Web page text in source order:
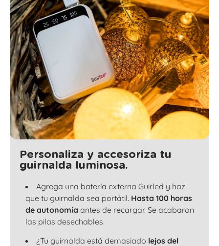
Personaliza y accesoriza tu
guirnalda luminosa.
Agrega una batería externa Guirled y haz
que tu guirnalda sea portátil. Hasta 100 horas
de autonomía antes de recargar. Se acabaron
las pilas desechables.
¿Tu guirnalda está demasiado lejos del